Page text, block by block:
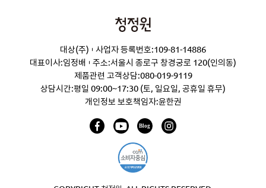
청
원
대상(주)
사업자 등록번호:109-81-14886
대표이사:임정배
주소:서울시 종로구 창경궁로 120(인의동)
제품관련 고객상담:080-019-9119
상담시간:평일 09:00~17:30 (토, 일요일, 공휴일 휴무)
개인정보 보호책임자:윤한권